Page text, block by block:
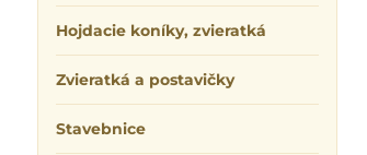
Hojdacie koníky, zvieratká
Zvieratká a postavičky
Stavebnice